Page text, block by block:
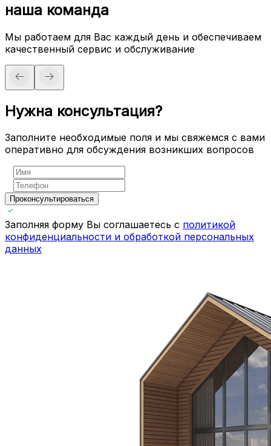
наша команда
Мы работаем для Вас каждый день и обеспечиваем
качественный сервис и обслуживание
Нужна консультация?
Заполните необходимые поля и мы свяжемся с вами
оперативно для обсуждения возникших вопросов
Проконсультироваться
Заполняя форму Вы соглашаетесь с политикой
конфиденциальности и обработкой персональных
данных